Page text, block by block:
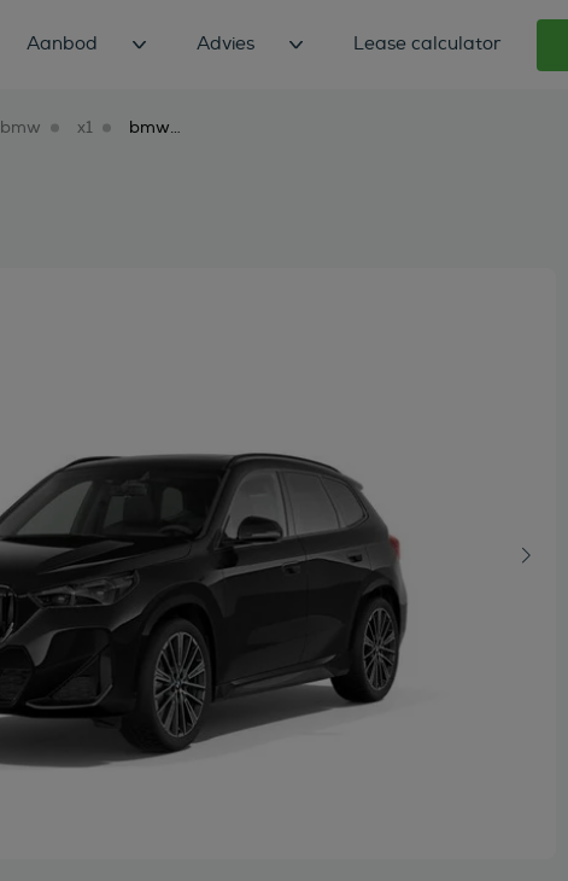
Aanbod Advies Lease calculator
bmw x1 bmw x1 xdrive23i